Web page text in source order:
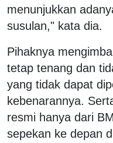
menunjukkan
susulan," kata dia.
Pihaknya
tetap tenang dan
yang tidak dapat
kebenarannya.
resmi hanya dari
sepekan ke depan